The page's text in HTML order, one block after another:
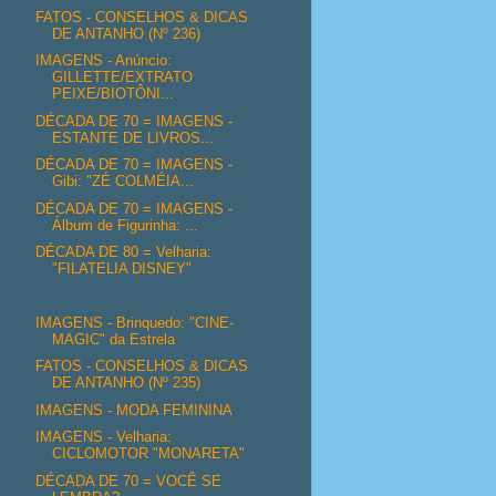
FATOS - CONSELHOS & DICAS
DE ANTANHO (Nº 236)
IMAGENS - Anúncio:
GILLETTE/EXTRATO
PEIXE/BIOTÔNI...
DÉCADA DE 70 = IMAGENS -
ESTANTE DE LIVROS...
DÉCADA DE 70 = IMAGENS -
Gibi: "ZÉ COLMÉIA...
DÉCADA DE 70 = IMAGENS -
Álbum de Figurinha: ...
DÉCADA DE 80 = Velharia:
"FILATELIA DISNEY"
IMAGENS - Brinquedo: "CINE-
MAGIC" da Estrela
FATOS - CONSELHOS & DICAS
DE ANTANHO (Nº 235)
IMAGENS - MODA FEMININA
IMAGENS - Velharia:
CICLOMOTOR "MONARETA"
DÉCADA DE 70 = VOCÊ SE